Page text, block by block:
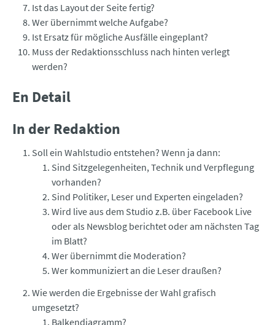
Ist das Layout der Seite fertig?
Wer übernimmt welche Aufgabe?
Ist Ersatz für mögliche Ausfälle eingeplant?
Muss der Redaktionsschluss nach hinten verlegt
werden?
En Detail
In der Redaktion
Soll ein Wahlstudio entstehen? Wenn ja dann:
Sind Sitzgelegenheiten, Technik und Verpflegung
vorhanden?
Sind Politiker, Leser und Experten eingeladen?
Wird live aus dem Studio z.B. über Facebook Live
oder als Newsblog berichtet oder am nächsten Tag
im Blatt?
Wer übernimmt die Moderation?
Wer kommuniziert an die Leser draußen?
Wie werden die Ergebnisse der Wahl grafisch
umgesetzt?
Balkendiagramm?